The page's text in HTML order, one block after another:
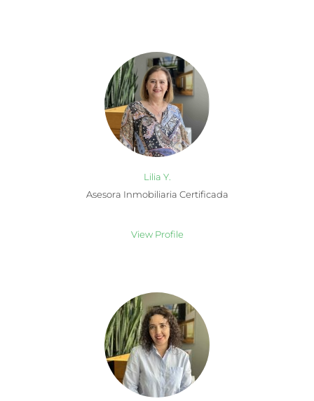
Lilia Y.
Asesora Inmobiliaria Certificada
View Profile